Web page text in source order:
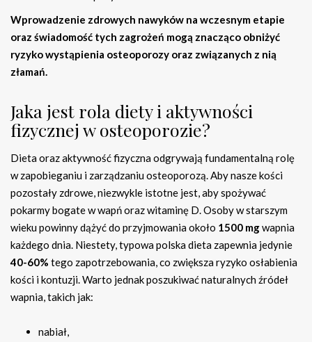
Wprowadzenie zdrowych nawyków na wczesnym etapie
oraz świadomość tych zagrożeń mogą znacząco obniżyć
ryzyko wystąpienia osteoporozy oraz związanych z nią
złamań.
Jaka jest rola diety i aktywności
fizycznej w osteoporozie?
Dieta oraz aktywność fizyczna odgrywają fundamentalną rolę
w zapobieganiu i zarządzaniu osteoporozą. Aby nasze kości
pozostały zdrowe, niezwykle istotne jest, aby spożywać
pokarmy bogate w wapń oraz witaminę D. Osoby w starszym
wieku powinny dążyć do przyjmowania około 1500 mgwapnia
każdego dnia. Niestety, typowa polska dieta zapewnia jedynie
40-60% tego zapotrzebowania, co zwiększa ryzyko osłabienia
kości i kontuzji. Warto jednak poszukiwać naturalnych źródeł
wapnia, takich jak:
nabiał,